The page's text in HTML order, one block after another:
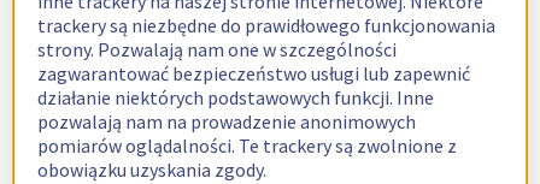
trackery są niezbędne do prawidłowego funkcjonowania
strony. Pozwalają nam one w szczególności
zagwarantować bezpieczeństwo usługi lub zapewnić
działanie niektórych podstawowych funkcji. Inne
pozwalają nam na prowadzenie anonimowych
pomiarów oglądalności. Te trackery są zwolnione z
obowiązku uzyskania zgody.